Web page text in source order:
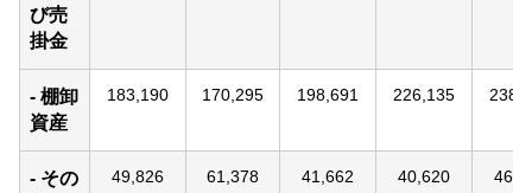
び売
掛金
- 棚卸
資産
183,190 170,295 198,691 226,135
- その
49,826 61,378 41,662 40,620